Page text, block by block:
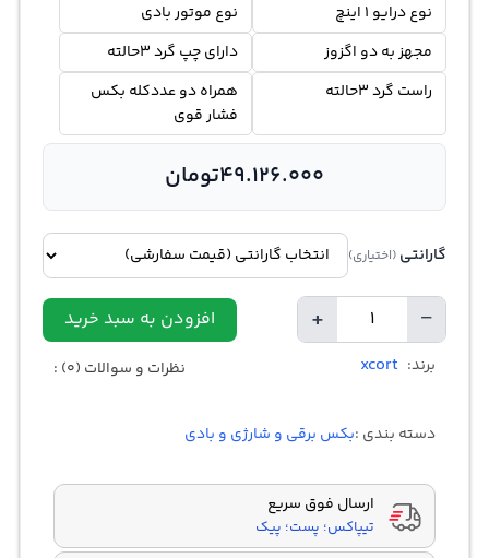
نوع درایو 1 اینچ
نوع موتور بادی
مجهز به دو اگزوز
دارای چپ گرد 3حالته
راست گرد 3حالته
همراه دو عددکله بکس
فشار قوی
49.126.000تومان
گارانتی (اختیاری)
−
تعداد + افزودن به سبد خرید
برند: xcort نظرات و سوالات (0) :
دسته بندی :بکس برقی و شارژی و بادی
ارسال فوق سریع
تیپاکس؛ پست؛ پیک